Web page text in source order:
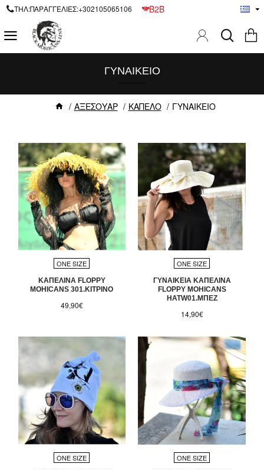
ΤΗΛ:ΠΑΡΑΓΓΕΛΙΕΣ:+302105065106 B2B
ΑΞΕΣΟΥΑΡ ΚΑΠΕΛΟ ΓΥΝΑΙΚΕΙΟ
ΓΥΝΑΙΚΕΙΟ
ONE SIZE
ΚΑΠΕΛΙΝΑ FLOPPY
MOHICANS 301.ΚΙΤΡΙΝΟ
49,90€
ONE SIZE
ΓΥΝΑΙΚΕΙΑ ΚΑΠΕΛΙΝΑ
FLOPPY MOHICANS
HATW01.ΜΠΕΖ
14,90€
ONE SIZE ONE SIZE